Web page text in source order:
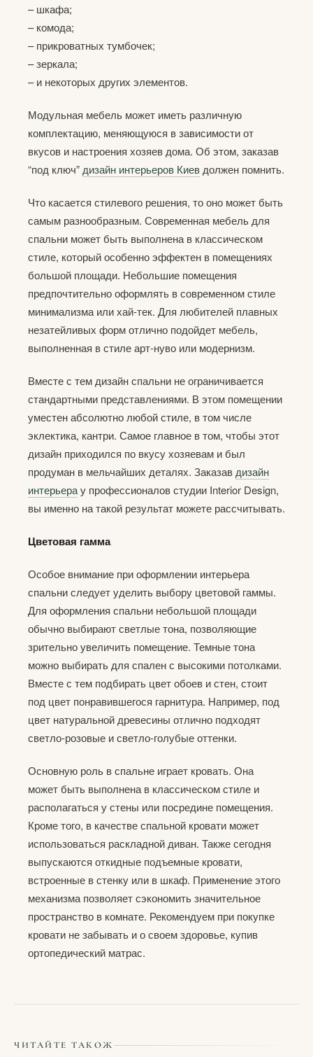
– шкафа;
– комода;
– прикроватных тумбочек;
– зеркала;
– и некоторых других элементов.
Модульная мебель может иметь различную
комплектацию, меняющуюся в зависимости от
вкусов и настроения хозяев дома. Об этом, заказав
“под ключ” дизайн интерьеров Киев должен помнить.
Что касается стилевого решения, то оно может быть
самым разнообразным. Современная мебель для
спальни может быть выполнена в классическом
стиле, который особенно эффектен в помещениях
большой площади. Небольшие помещения
предпочтительно оформлять в современном стиле
минимализма или хай-тек. Для любителей плавных
незатейливых форм отлично подойдет мебель,
выполненная в стиле арт-нуво или модернизм.
Вместе с тем дизайн спальни не ограничивается
стандартными представлениями. В этом помещении
уместен абсолютно любой стиле, в том числе
эклектика, кантри. Самое главное в том, чтобы этот
дизайн приходился по вкусу хозяевам и был
продуман в мельчайших деталях. Заказав дизайн
интерьерау профессионалов студии Interior Design,
вы именно на такой результат можете рассчитывать.
Цветовая гамма
Особое внимание при оформлении интерьера
спальни следует уделить выбору цветовой гаммы.
Для оформления спальни небольшой площади
обычно выбирают светлые тона, позволяющие
зрительно увеличить помещение. Темные тона
можно выбирать для спален с высокими потолками.
Вместе с тем подбирать цвет обоев и стен, стоит
под цвет понравившегося гарнитура. Например, под
цвет натуральной древесины отлично подходят
светло-розовые и светло-голубые оттенки.
Основную роль в спальне играет кровать. Она
может быть выполнена в классическом стиле и
располагаться у стены или посредине помещения.
Кроме того, в качестве спальной кровати может
использоваться раскладной диван. Также сегодня
выпускаются откидные подъемные кровати,
встроенные в стенку или в шкаф. Применение этого
механизма позволяет сэкономить значительное
пространство в комнате. Рекомендуем при покупке
кровати не забывать и о своем здоровье, купив
ортопедический матрас.
ЧИТАЙТЕ ТАКОЖ